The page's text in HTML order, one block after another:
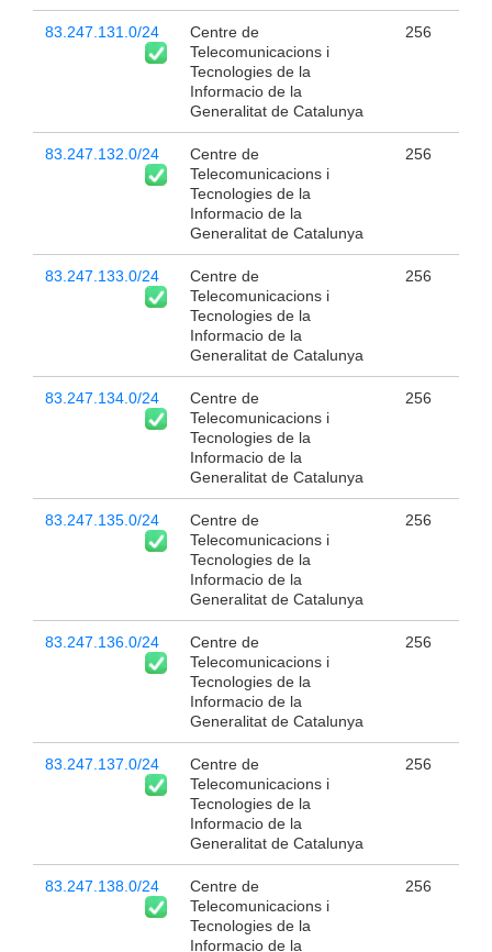
83.247.131.0/24
Centre de
Telecomunicacions i
Tecnologies de la
Informacio de la
Generalitat de Catalunya
256
83.247.132.0/24
Centre de
Telecomunicacions i
Tecnologies de la
Informacio de la
Generalitat de Catalunya
256
83.247.133.0/24
Centre de
Telecomunicacions i
Tecnologies de la
Informacio de la
Generalitat de Catalunya
256
83.247.134.0/24
Centre de
Telecomunicacions i
Tecnologies de la
Informacio de la
Generalitat de Catalunya
256
83.247.135.0/24
Centre de
Telecomunicacions i
Tecnologies de la
Informacio de la
Generalitat de Catalunya
256
83.247.136.0/24
Centre de
Telecomunicacions i
Tecnologies de la
Informacio de la
Generalitat de Catalunya
256
83.247.137.0/24
Centre de
Telecomunicacions i
Tecnologies de la
Informacio de la
Generalitat de Catalunya
256
83.247.138.0/24
Centre de
Telecomunicacions i
Tecnologies de la
Informacio de la
256